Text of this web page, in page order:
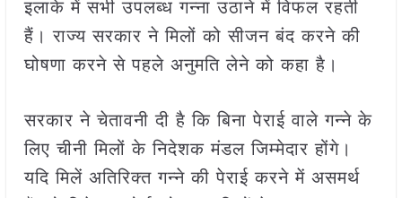
इलाके में सभी उपलब्ध गन्ना उठाने में विफल रहती
हैं। राज्य सरकार ने मिलों को सीजन बंद करने की
घोषणा करने से पहले अनुमति लेने को कहा है।
सरकार ने चेतावनी दी है कि बिना पेराई वाले गन्ने के
लिए चीनी मिलों के निदेशक मंडल जिम्मेदार होंगे।
यदि मिलें अतिरिक्त गन्ने की पेराई करने में असमर्थ